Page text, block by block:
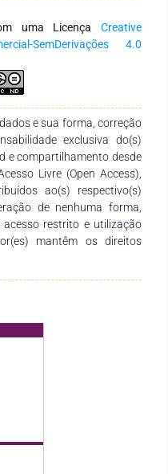
tanto no Brasil
de redes de pesquisa
de profissionais
a produção e a ampla
distintas áreas do saber.
aos autores pelo
na concepção e
que ela se consolide como
valioso, atendendo às
de todos os níveis de
uma Licença Creative
SemDerivações 4.0
e sua forma, correção
exclusiva do(s)
e compartilhamento desde
Livre (Open Access),
ao(s) respectivo(s)
de nenhuma forma,
restrito e utilização
mantêm os direitos